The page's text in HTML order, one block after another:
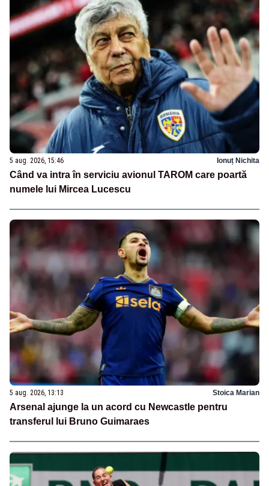
5 aug. 2026, 15:46 Ionuț Nichita
Când va intra în serviciu avionul TAROM care poartă
numele lui Mircea Lucescu
5 aug. 2026, 13:13 Stoica Marian
Arsenal ajunge la un acord cu Newcastle pentru
transferul lui Bruno Guimaraes